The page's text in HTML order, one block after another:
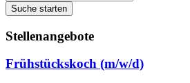
Suche starten
Stellenangebote
Frühstückskoch (m/w/d)